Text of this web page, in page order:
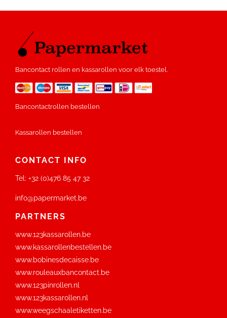
Bancontact rollen en kassarollen voor elk toestel.
Bancontactrollen bestellen
Kassarollen bestellen
CONTACT INFO
Tel: +32 (0)476 85 47 32
info@papermarket.be
PARTNERS
www.123kassarollen.be
www.kassarollenbestellen.be
www.bobinesdecaisse.be
www.rouleauxbancontact.be
www.123pinrollen.nl
www.123kassarollen.nl
www.weegschaaletiketten.be